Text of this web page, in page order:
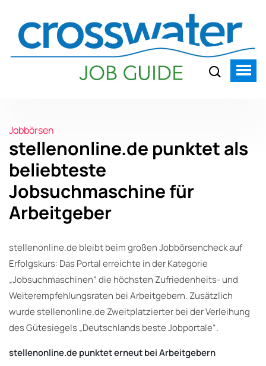
Jobbörsen
stellenonline.de punktet als
beliebteste
Jobsuchmaschine für
Arbeitgeber
stellenonline.de bleibt beim großen Jobbörsencheck auf
Erfolgskurs: Das Portal erreichte in der Kategorie
„Jobsuchmaschinen“ die höchsten Zufriedenheits- und
Weiterempfehlungsraten bei Arbeitgebern. Zusätzlich
wurde stellenonline.de Zweitplatzierter bei der Verleihung
des Gütesiegels „Deutschlands beste Jobportale“.
stellenonline.de punktet erneut bei Arbeitgebern